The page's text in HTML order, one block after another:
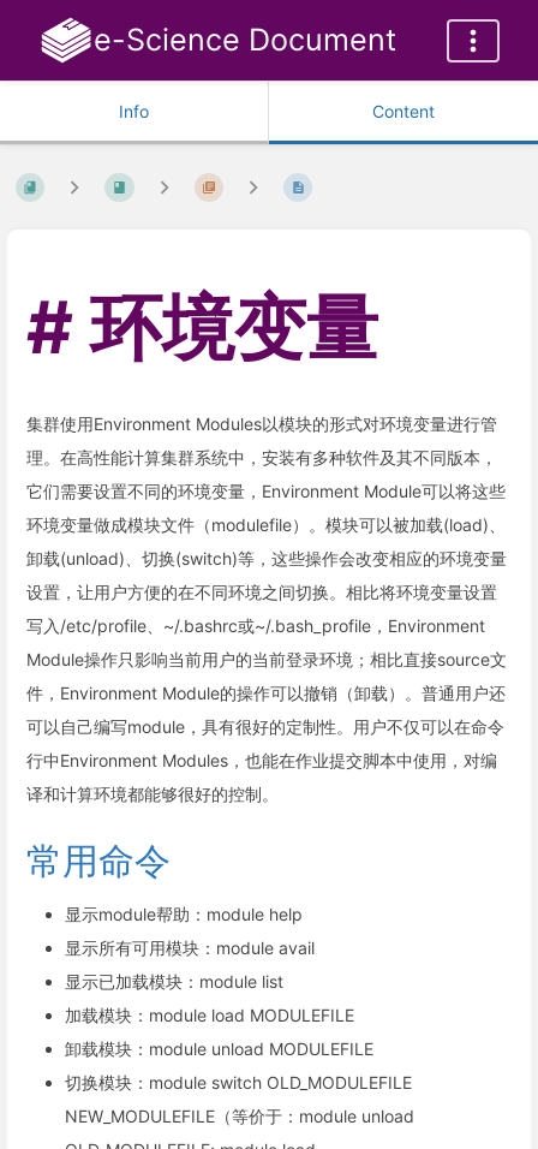
e-Science Document
Info Content
环境变量
集群使用Environment Modules以模块的形式对环境变量进行管
理。在高性能计算集群系统中，安装有多种软件及其不同版本，
它们需要设置不同的环境变量，Environment Module可以将这些
环境变量做成模块文件（modulefile）。模块可以被加载(load)、
卸载(unload)、切换(switch)等，这些操作会改变相应的环境变量
设置，让用户方便的在不同环境之间切换。相比将环境变量设置
写入/etc/profile、~/.bashrc或~/.bash_profile，Environment
Module操作只影响当前用户的当前登录环境；相比直接source文
件，Environment Module的操作可以撤销（卸载）。普通用户还
可以自己编写module，具有很好的定制性。用户不仅可以在命令
行中Environment Modules，也能在作业提交脚本中使用，对编
译和计算环境都能够很好的控制。
常用命令
显示module帮助：module help
显示所有可用模块：module avail
显示已加载模块：module list
加载模块：module load MODULEFILE
卸载模块：module unload MODULEFILE
切换模块：module switch OLD_MODULEFILE
NEW_MODULEFILE（等价于：module unload